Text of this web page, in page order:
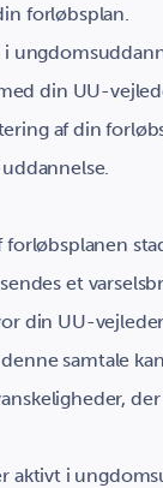
forløbsplan.
din UU-
af din
et
din UU-
samtale
aktivt i